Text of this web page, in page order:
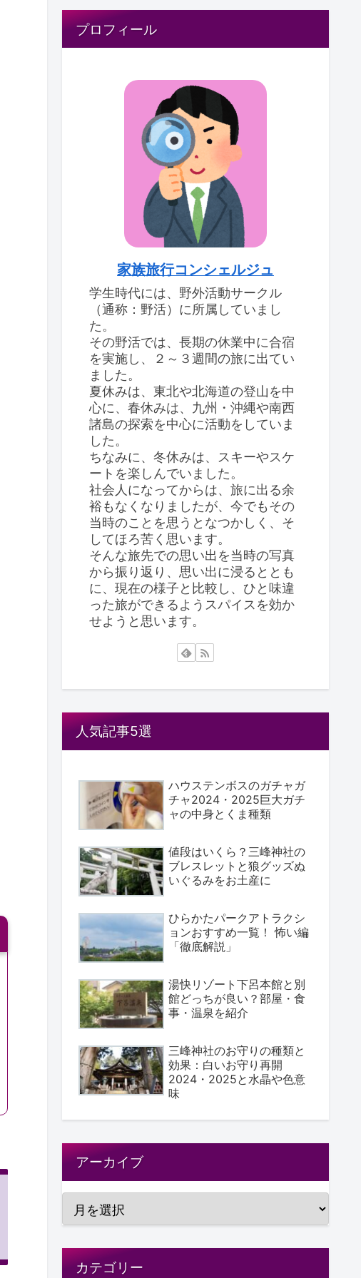
プロフィール
家族旅行コンシェルジュ
学生時代には、野外活動サークル
（通称：野活）に所属していまし
た。
その野活では、長期の休業中に合宿
を実施し、２～３週間の旅に出てい
ました。
夏休みは、東北や北海道の登山を中
心に、春休みは、九州・沖縄や南西
諸島の探索を中心に活動をしていま
した。
ちなみに、冬休みは、スキーやスケ
ートを楽しんでいました。
社会人になってからは、旅に出る余
裕もなくなりましたが、今でもその
当時のことを思うとなつかしく、そ
してほろ苦く思います。
そんな旅先での思い出を当時の写真
から振り返り、思い出に浸るととも
に、現在の様子と比較し、ひと味違
った旅ができるようスパイスを効か
せようと思います。
人気記事5選
ハウステンボスのガチャガ
チャ2024・2025巨大ガチ
ャの中身とくま種類
値段はいくら？三峰神社の
ブレスレットと狼グッズぬ
いぐるみをお土産に
ひらかたパークアトラクシ
ョンおすすめ一覧！ 怖い編
「徹底解説」
湯快リゾート下呂本館と別
館どっちが良い？部屋・食
事・温泉を紹介
三峰神社のお守りの種類と
効果：白いお守り再開
2024・2025と水晶や色意
味
アーカイブ
カテゴリー